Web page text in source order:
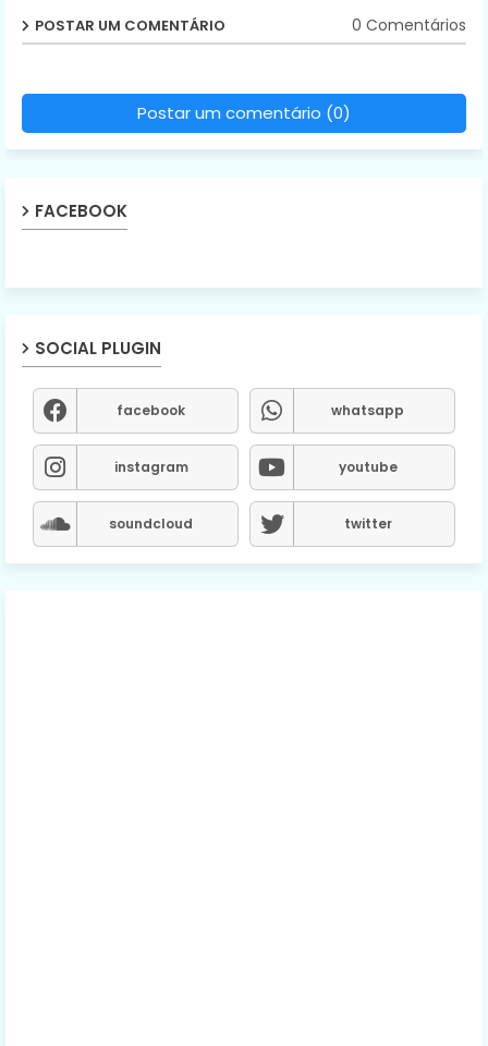
POSTAR UM COMENTÁRIO 0 Comentários
Postar um comentário (0)
FACEBOOK
SOCIAL PLUGIN
facebook whatsapp
instagram youtube
soundcloud twitter